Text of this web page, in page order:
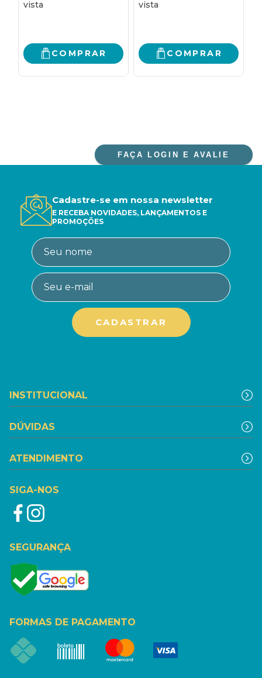
COMPRAR COMPRAR
FAÇA LOGIN E AVALIE
Cadastre-se em nossa newsletter
E RECEBA NOVIDADES, LANÇAMENTOS E
PROMOÇÕES
INSTITUCIONAL
DÚVIDAS
ATENDIMENTO
SIGA-NOS
SEGURANÇA
FORMAS DE PAGAMENTO